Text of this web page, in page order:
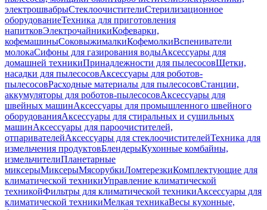
электрошвабрыСтеклоочистителиСтерилизационное
оборудованиеТехника для приготовления
напитковЭлектрочайникиКофеварки,
кофемашиныСоковыжималкиКофемолкиВспениватели
молокаСифоны для газирования водыАксессуары для
домашней техникиПринадлежности для пылесосовЩетки,
насадки для пылесосовАксессуары для роботов-
пылесосовРасходные материалы для пылесосовСтанции,
аккумуляторы для роботов-пылесосовАксессуары для
швейных машинАксессуары для промышленного швейного
оборудованияАксессуары для стиральных и сушильных
машинАксессуары для пароочистителей,
отпаривателейАксессуары для стеклоочистителейТехника для
измельчения продуктовБлендерыКухонные комбайны,
измельчителиПланетарные
миксерыМиксерыМясорубкиЛомтерезкиКомплектующие для
климатической техникиУправление климатической
техникойФильтры для климатической техникиАксессуары для
климатической техникиМелкая техникаВесы кухонные,